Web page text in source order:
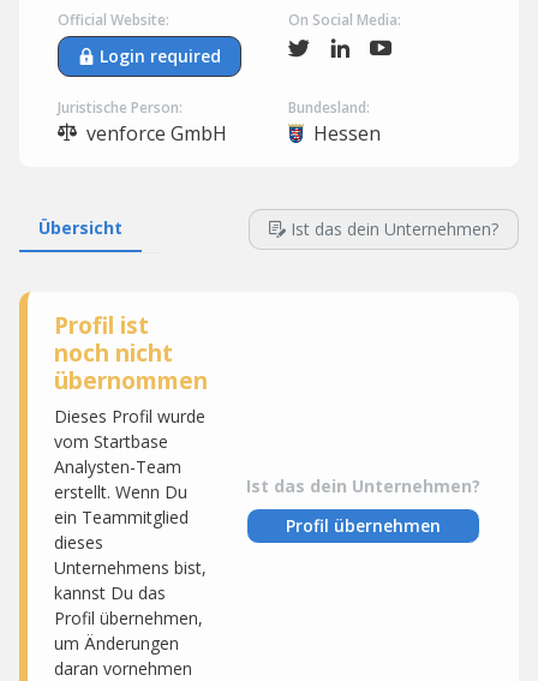
Official Website:
Login required
On Social Media:
Juristische Person:
venforce GmbH
Bundesland:
Hessen
Übersicht Ist das dein Unternehmen?
Profil ist
noch nicht
übernommen
Dieses Profil wurde
vom Startbase
Analysten-Team
erstellt. Wenn Du
ein Teammitglied
dieses
Unternehmens bist,
kannst Du das
Profil übernehmen,
um Änderungen
daran vornehmen
Ist das dein Unternehmen?
Profil übernehmen